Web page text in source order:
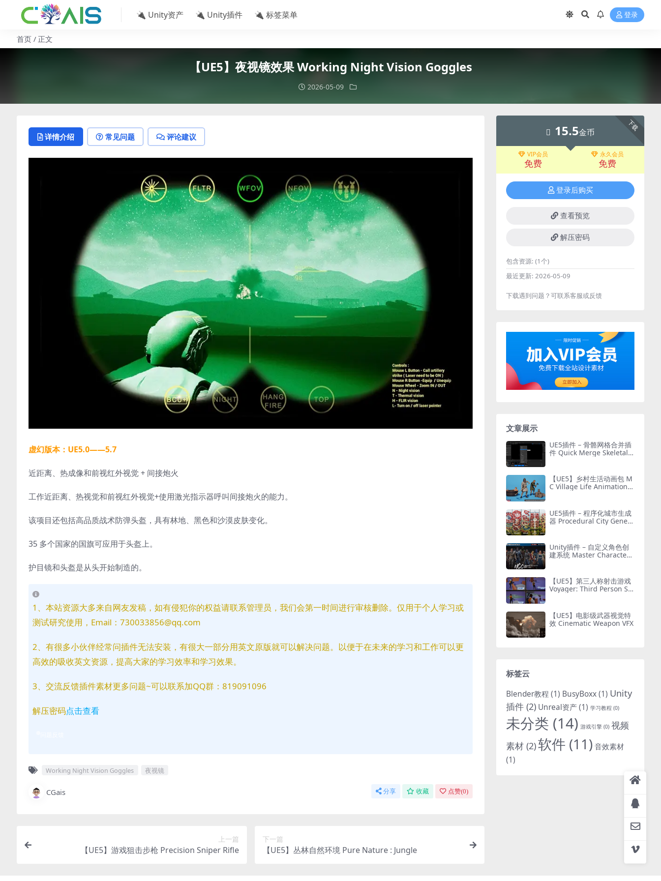
🔌 Unity资产 🔌 Unity插件 🔌 标签菜单 登录
首页 正文
【UE5】夜视镜效果 Working Night Vision Goggles
2026-05-09
详情介绍 常见问题 评论建议
虚幻版本：UE5.0——5.7
近距离、热成像和前视红外视觉 + 间接炮火
工作近距离、热视觉和前视红外视觉+使用激光指示器呼叫间接炮火的能力。
该项目还包括高品质战术防弹头盔，具有林地、黑色和沙漠皮肤变化。
35 多个国家的国旗可应用于头盔上。
护目镜和头盔是从头开始制造的。
1、本站资源大多来自网友发稿，如有侵犯你的权益请联系管理员，我们会第一时间进行审核删除。仅用于个人学习或
测试研究使用，Email：730033856@qq.com
2、有很多小伙伴经常问插件无法安装，有很大一部分用英文原版就可以解决问题。以便于在未来的学习和工作可以更
高效的吸收英文资源，提高大家的学习效率和学习效果。
3、交流反馈插件素材更多问题~可以联系加QQ群：819091096
解压密码点击查看
Working Night Vision Goggles 夜视镜
CGais 分享 收藏 点赞(0)
上一篇
【UE5】游戏狙击步枪 Precision Sniper Rifle
下一篇
【UE5】丛林自然环境 Pure Nature : Jungle
下载
15.5金币
VIP会员
免费
永久会员
免费
登录后购买
查看预览
解压密码
包含资源: (1个)
最近更新: 2026-05-09
下载遇到问题？可联系客服或反馈
文章展示
UE5插件 – 骨骼网格合并插
件 Quick Merge Skeletal
【UE5】乡村生活动画包 M
C Village Life Animation P
UE5插件 – 程序化城市生成
器 Procedural City Genera
Unity插件 – 自定义角色创
建系统 Master Character
【UE5】第三人称射击游戏
Voyager: Third Person Sh
【UE5】电影级武器视觉特
效 Cinematic Weapon VFX
标签云
Blender教程 (1) BusyBoxx(1) Unity
插件 (2) Unreal资产(1) 学习教程 (0)
未分类 (14) 游戏引擎 (0) 视频
素材 (2)软件 (11)音效素材
(1)